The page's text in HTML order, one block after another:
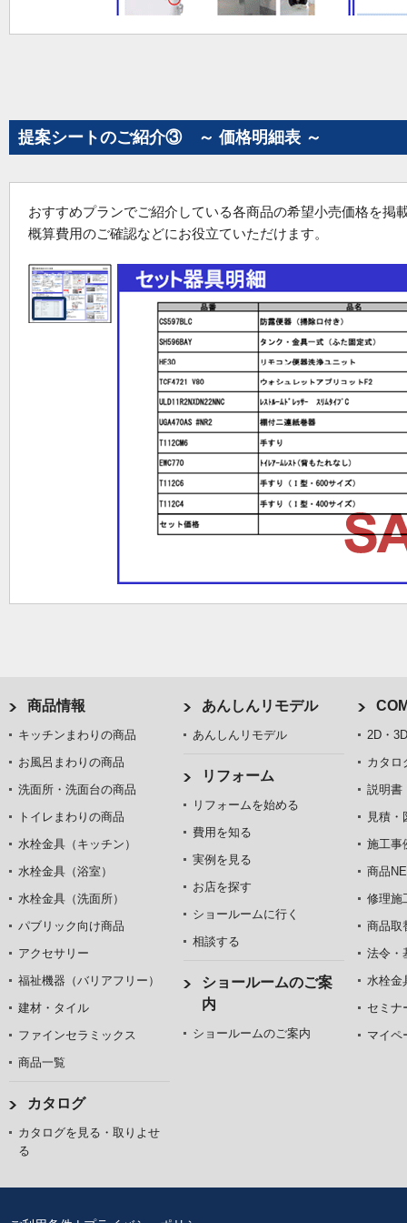
提案シートのご紹介③ ～ 価格明細表 ～
おすすめプランでご紹介している各商品の希望小売価格を掲
概算費用のご確認などにお役立ていただけます。
商品情報
キッチンまわりの商品
お風呂まわりの商品
洗面所・洗面台の商品
トイレまわりの商品
水栓金具（キッチン）
水栓金具（浴室）
水栓金具（洗面所）
パブリック向け商品
アクセサリー
福祉機器（バリアフリー）
建材・タイル
ファインセラミックス
商品一覧
カタログ
カタログを見る・取りよせ
る
あんしんリモデル
あんしんリモデル
リフォーム
リフォームを始める
費用を知る
実例を見る
お店を探す
ショールームに行く
相談する
ショールームのご案
内
ショールームのご案内
2D・
カタロ
説明書
見積・
施工事
商品
修理施
商品取
法令・
水栓金
セミナ
マイペ